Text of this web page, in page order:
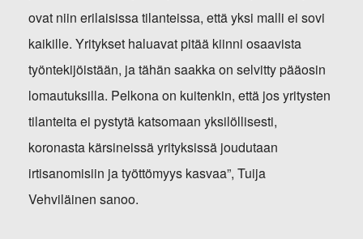
ovat niin erilaisissa tilanteissa, että yksi malli ei sovi
kaikille. Yritykset haluavat pitää kiinni osaavista
työntekijöistään, ja tähän saakka on selvitty pääosin
lomautuksilla. Pelkona on kuitenkin, että jos yritysten
tilanteita ei pystytä katsomaan yksilöllisesti,
koronasta kärsineissä yrityksissä joudutaan
irtisanomisiin ja työttömyys kasvaa”, Tuija
Vehviläinen sanoo.